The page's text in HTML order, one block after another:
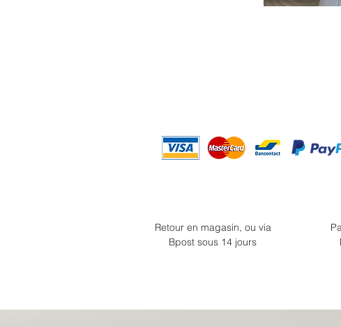
Retour en magasin, ou via
Bpost sous 14 jours